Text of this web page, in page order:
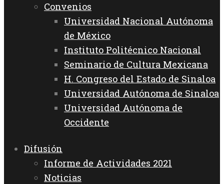
Convenios
Universidad Nacional Autónoma
de México
Instituto Politécnico Nacional
Seminario de Cultura Mexicana
H. Congreso del Estado de Sinaloa
Universidad Autónoma de Sinaloa
Universidad Autónoma de
Occidente
Difusión
Informe de Actividades 2021
Noticias